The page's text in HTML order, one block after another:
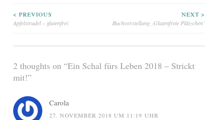
Beitragsnavigation
< PREVIOUS
Apfelstrudel – glutenfrei
NEXT >
Buchvorstellung ‚Glutenfreie Plätzchen‘
2 thoughts on “Ein Schal fürs Leben 2018 – Strickt
mit!”
Carola
27. NOVEMBER 2018 UM 11:19 UHR